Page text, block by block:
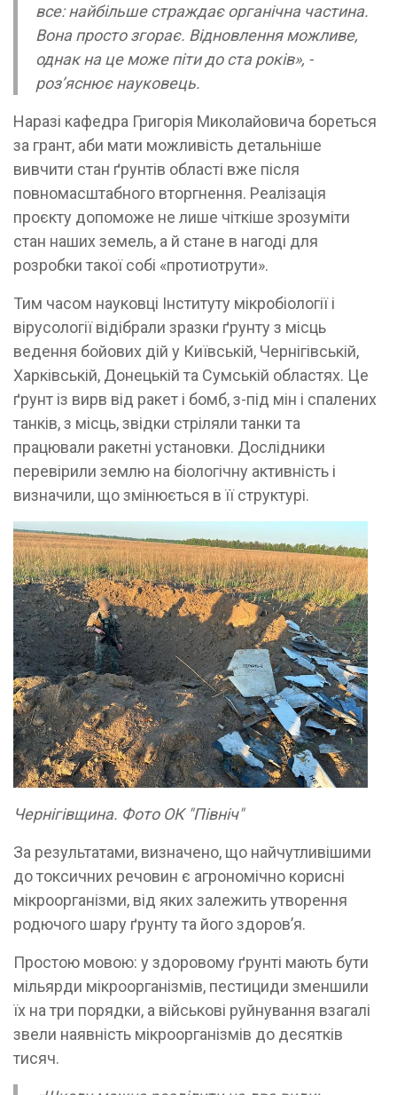
все: найбільше страждає органічна частина.
Вона просто згорає. Відновлення можливе,
однак на це може піти до ста років», -
роз’яснює науковець.
Наразі кафедра Григорія Миколайовича бореться
за грант, аби мати можливість детальніше
вивчити стан ґрунтів області вже після
повномасштабного вторгнення. Реалізація
проєкту допоможе не лише чіткіше зрозуміти
стан наших земель, а й стане в нагоді для
розробки такої собі «протиотрути».
Тим часом науковці Інституту мікробіології і
вірусології відібрали зразки ґрунту з місць
ведення бойових дій у Київській, Чернігівській,
Харківській, Донецькій та Сумській областях. Це
ґрунт із вирв від ракет і бомб, з-під мін і спалених
танків, з місць, звідки стріляли танки та
працювали ракетні установки. Дослідники
перевірили землю на біологічну активність і
визначили, що змінюється в її структурі.
Чернігівщина. Фото ОК "Північ"
За результатами, визначено, що найчутливішими
до токсичних речовин є агрономічно корисні
мікроорганізми, від яких залежить утворення
родючого шару ґрунту та його здоров’я.
Простою мовою: у здоровому ґрунті мають бути
мільярди мікроорганізмів, пестициди зменшили
їх на три порядки, а військові руйнування взагалі
звели наявність мікроорганізмів до десятків
тисяч.